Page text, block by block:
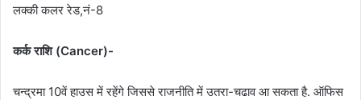
लक्की कलर रेड,नं-8
कर्क राशि (Cancer)-
चन्द्रमा 10वें हाउस में रहेंगे जिससे राजनीति में उतरा-चढाव आ सकता है. ऑफिस